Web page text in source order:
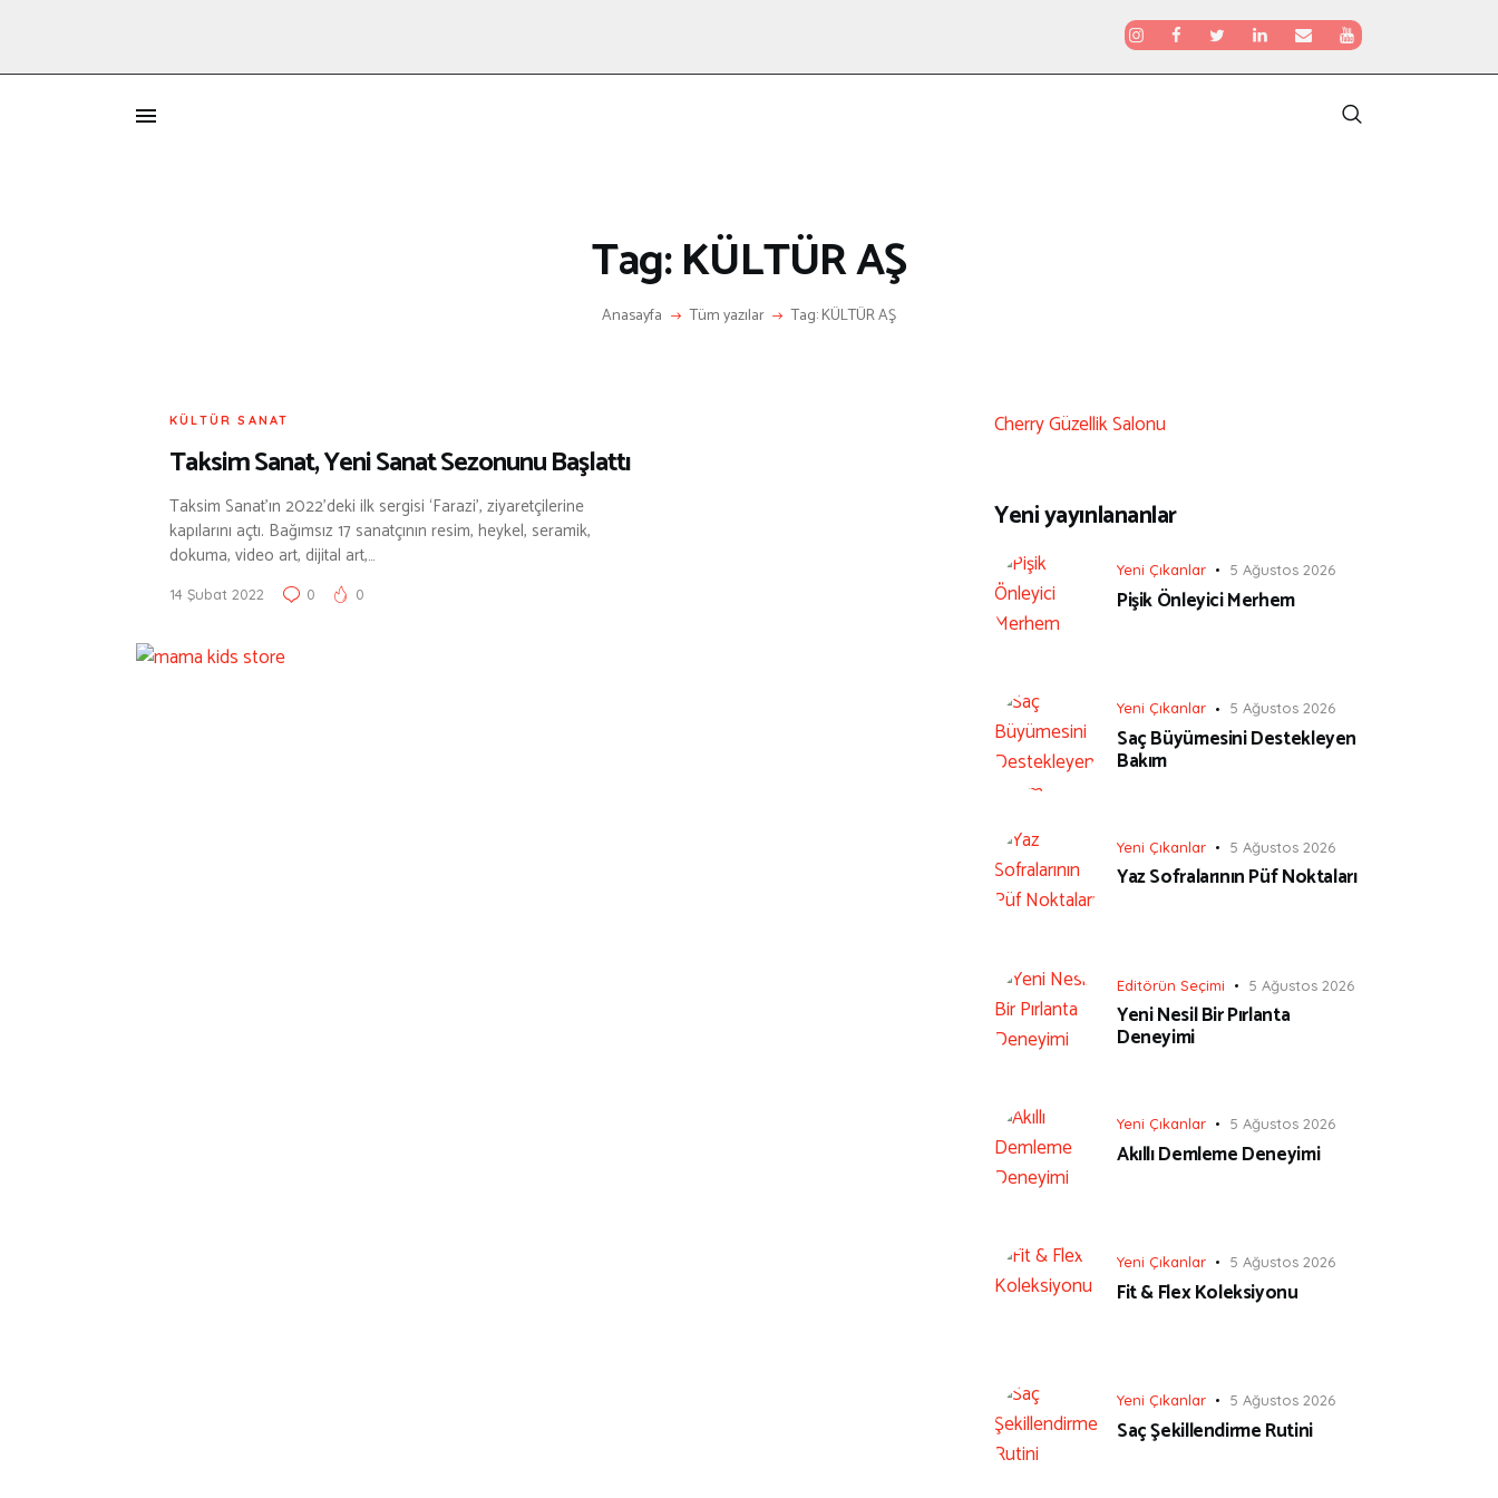
Tag: KÜLTÜR AŞ
Anasayfa Tüm yazılar Tag: KÜLTÜR AŞ
RÖPORTAJ
İLETIŞIM
KÜLTÜR SANAT
Taksim Sanat, Yeni Sanat Sezonunu Başlattı
Taksim Sanat’ın 2022’deki ilk sergisi ‘Farazi’, ziyaretçilerine
kapılarını açtı. Bağımsız 17 sanatçının resim, heykel, seramik,
dokuma, video art, dijital art,…
14 Şubat 2022 0 0
Cherry Güzellik Salonu
Yeni yayınlananlar
Yeni Çıkanlar 5 Ağustos 2026
Pişik Önleyici Merhem
Yeni Çıkanlar 5 Ağustos 2026
Saç Büyümesini Destekleyen
Bakım
Yeni Çıkanlar 5 Ağustos 2026
Yaz Sofralarının Püf Noktaları
Editörün Seçimi 5 Ağustos 2026
Yeni Nesil Bir Pırlanta
Deneyimi
Yeni Çıkanlar 5 Ağustos 2026
Akıllı Demleme Deneyimi
Yeni Çıkanlar 5 Ağustos 2026
Fit & Flex Koleksiyonu
Yeni Çıkanlar 5 Ağustos 2026
Saç Şekillendirme Rutini